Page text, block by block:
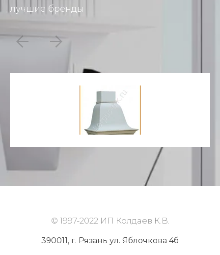
лучшие бренды
© 1997-2022 ИП Колдаев К.В.
390011, г. Рязань ул. Яблочкова 4б